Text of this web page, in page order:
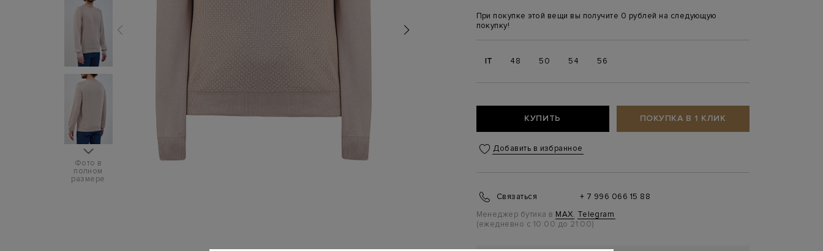
Фото в
полном
размере
При покупке этой вещи вы получите 0 рублей на следующую
покупку!
IT 48 50 54 56
КУПИТЬ ПОКУПКА В 1 КЛИК
Добавить в избранное
Связаться
+ 7 996 066 15 88
Менеджер бутика в MAX, Telegram
(ежедневно с 10:00 до 21:00)